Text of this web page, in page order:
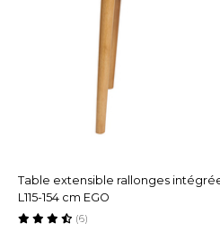
Table extensible rallonges
L115-154 cm EGO
(6)